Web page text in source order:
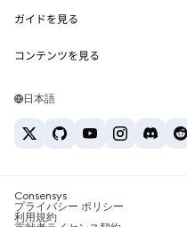
Snaps
Web3サービス
セキュリティ
サポート
キャリア
お問い合わせ
Solanaの価格
Tetherの価格
ETH→USD
USDT→INR
BTC→INR
ETH→USDT
ガイドを見る
ETHの購入
USDTの購入
SHIBの購入
BNBの購入
コンテンツを見る
Solanaウォレット
税制関連ニュース
日本語
Consensys
プライバシー ポリシー
利用規約